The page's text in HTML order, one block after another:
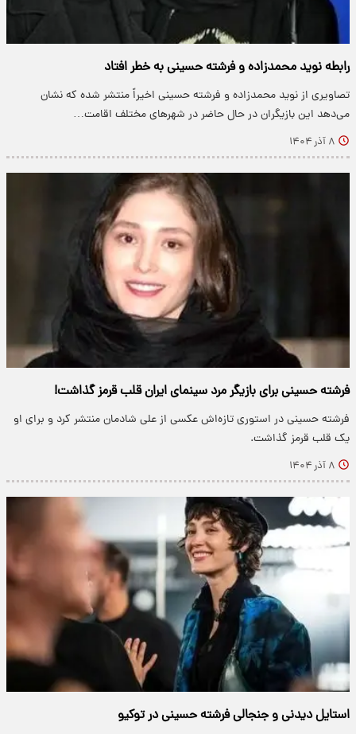
رابطه نوید محمدزاده و فرشته حسینی به خطر افتاد
تصاویری از نوید محمدزاده و فرشته حسینی اخیراً منتشر شده که نشان
می‌دهد این بازیگران در حال حاضر در شهرهای مختلف اقامت…
۸ آذر ۱۴۰۴
فرشته حسینی برای بازیگر مرد سینمای ایران قلب قرمز گذاشت!
فرشته حسینی در استوری تازه‌اش عکسی از علی شادمان منتشر کرد و برای او
یک قلب قرمز گذاشت.
۸ آذر ۱۴۰۴
استایل دیدنی و جنجالی‌ فرشته حسینی در توکیو